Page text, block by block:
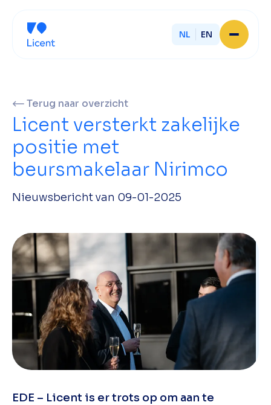
NL EN
Sluit je aan
Onze mensen
Contact
Terug naar overzicht
Licent versterkt zakelijke
positie met
beursmakelaar Nirimco
Nieuwsbericht van 09-01-2025
EDE – Licent is er trots op om aan te